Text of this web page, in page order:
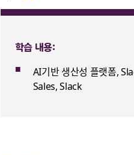
학습 내용:
AI기반 생산성 플랫폼,
Sales, Slack